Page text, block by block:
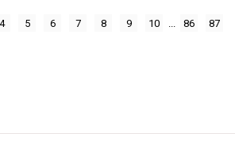
4 5 6 7 8 9 10 86 87